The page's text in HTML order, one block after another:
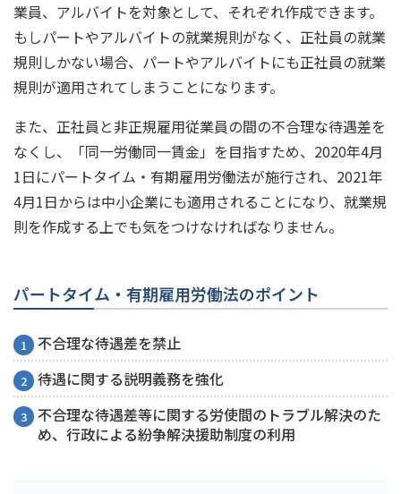
業員、アルバイトを対象として、それぞれ作成できます。
もしパートやアルバイトの就業規則がなく、正社員の就業
規則しかない場合、パートやアルバイトにも正社員の就業
規則が適用されてしまうことになります。
また、正社員と非正規雇用従業員の間の不合理な待遇差を
なくし、「同一労働同一賃金」を目指すため、2020年4月
1日にパートタイム・有期雇用労働法が施行され、2021年
4月1日からは中小企業にも適用されることになり、就業規
則を作成する上でも気をつけなければなりません。
パートタイム・有期雇用労働法のポイント
不合理な待遇差を禁止
待遇に関する説明義務を強化
不合理な待遇差等に関する労使間のトラブル解決のた
め、行政による紛争解決援助制度の利用